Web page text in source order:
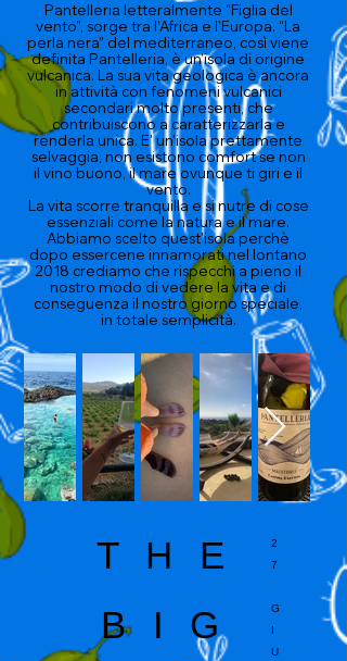
Pantelleria letteralmente “Figlia del
vento”, sorge tra l’Africa e l’Europa. “La
perla nera” del mediterraneo, così viene
definita Pantelleria, è un’isola di origine
vulcanica. La sua vita geologica è ancora
in attività con fenomeni vulcanici
secondari molto presenti, che
contribuiscono a caratterizzarla e
renderla unica. E' un'isola prettamente
selvaggia, non esistono comfort se non
il vino buono, il mare ovunque ti giri e il
vento.
La vita scorre tranquilla e si nutre di cose
essenziali come la natura e il mare.
Abbiamo scelto quest'isola perchè
dopo essercene innamorati nel lontano
2018 crediamo che rispecchi a pieno il
nostro modo di vedere la vita e di
conseguenza il nostro giorno speciale,
in totale semplicità.
2
7
G
I
U
THE
BIG